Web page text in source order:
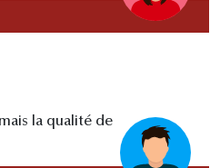
la qualité de